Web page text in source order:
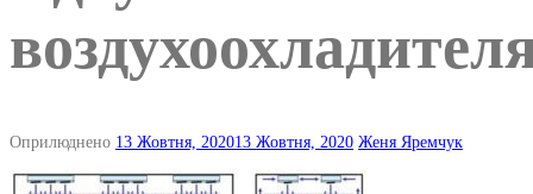
Оприлюднено 13 Жовтня, 202013 Жовтня, 2020 Женя Яремчук